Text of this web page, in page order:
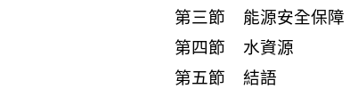
第三節 能源安全保障
第四節 水資源
第五節 結語